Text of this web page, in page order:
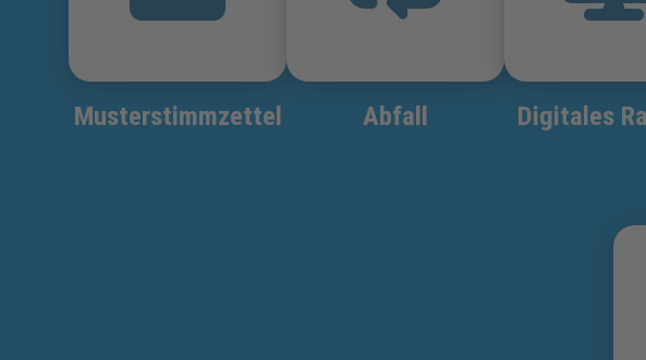
Musterstimmzettel Abfall Digitales